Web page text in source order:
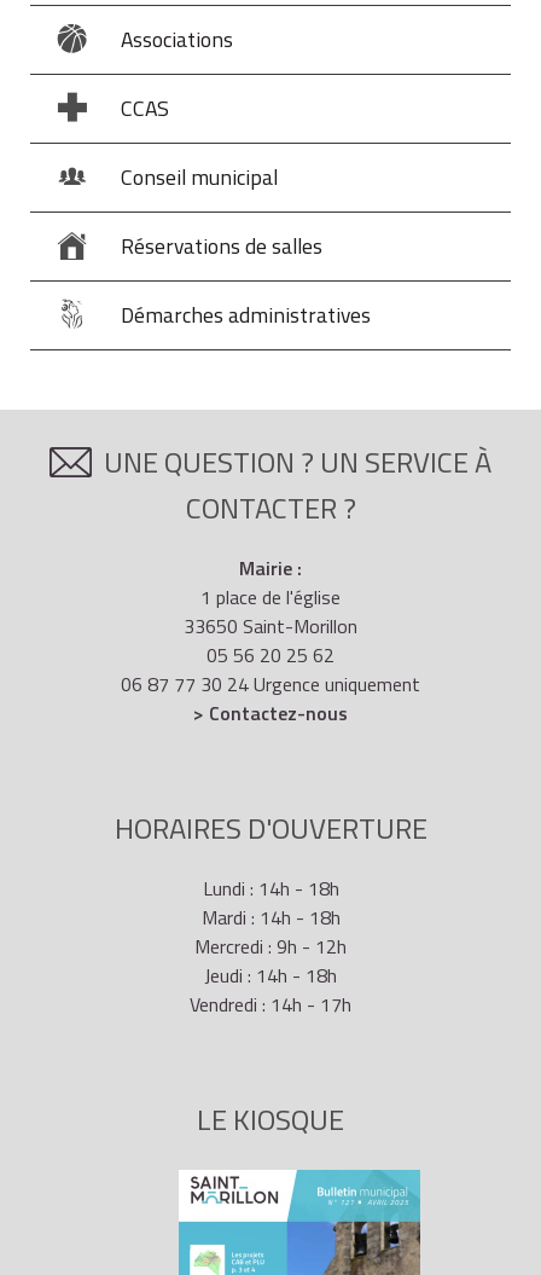
Associations
CCAS
Conseil municipal
Réservations de salles
Démarches administratives
UNE QUESTION ? UN SERVICE À
CONTACTER ?
Mairie :
1 place de l'église
33650 Saint-Morillon
05 56 20 25 62
06 87 77 30 24 Urgence uniquement
> Contactez-nous
HORAIRES D'OUVERTURE
Lundi : 14h - 18h
Mardi : 14h - 18h
Mercredi : 9h - 12h
Jeudi : 14h - 18h
Vendredi : 14h - 17h
LE KIOSQUE